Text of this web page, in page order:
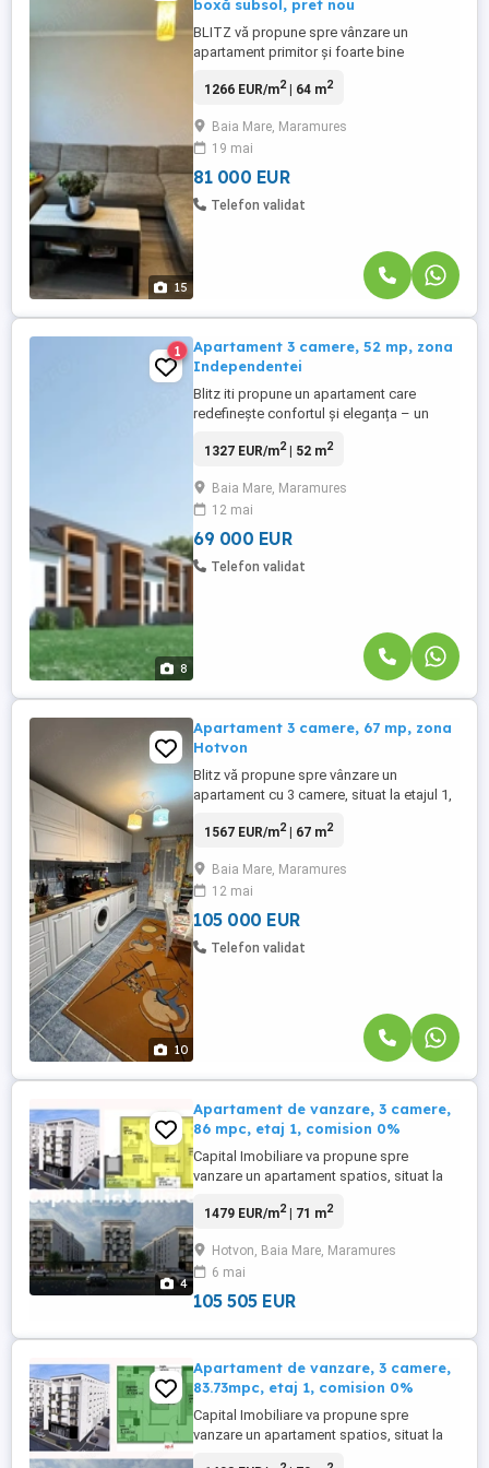
15
boxă subsol, pret nou
BLITZ vă propune spre vânzare un
apartament primitor și foarte bine
sigură și extrem de practică pentru viața
facilitățile necesare: magazine, școli,
grădinițe, farmacii, mijloace de transport
și spații verzi. Locuința ...
1266 EUR/m2| 64 m2
Baia Mare, Maramures
19 mai
81 000 EUR
Telefon validat
8
1
Apartament 3 camere, 52 mp, zona
Independentei
Blitz iti propune un apartament care
redefinește confortul și eleganța – un
amplasat într-o clădire tip vilă, cu doar
Intimitate, liniște și o experiență de locuire
unică. Un apartament gândit pentru cei
care apreciază calitatea: * ...
1327 EUR/m2| 52 m2
Baia Mare, Maramures
12 mai
69 000 EUR
Telefon validat
10
Apartament 3 camere, 67 mp, zona
Hotvon
Blitz vă propune spre vânzare un
apartament cu 3 camere, situat la etajul 1,
întreținere), într-un imobil izolat termic,
decomandată și are o suprafață utilă de
67 mp, la care se adaugă 2 balcoane: •
balcon închis – 5 mp • ...
1567 EUR/m2| 67 m2
Baia Mare, Maramures
12 mai
105 000 EUR
Telefon validat
4
Apartament de vanzare, 3 camere,
86 mpc, etaj 1, comision 0%
Capital Imobiliare va propune spre
vanzare un apartament spatios, situat la
modern, aflat in zona Catedralei Sfanta
suprafata de 71.33mp si este
compartimentat astfel: Living cu bucatarie
open-space: 27,77 mp Dormitor ...
1479 EUR/m2| 71 m2
Hotvon, Baia Mare, Maramures
6 mai
105 505 EUR
Apartament de vanzare, 3 camere,
83.73mpc, etaj 1, comision 0%
Capital Imobiliare va propune spre
vanzare un apartament spatios, situat la